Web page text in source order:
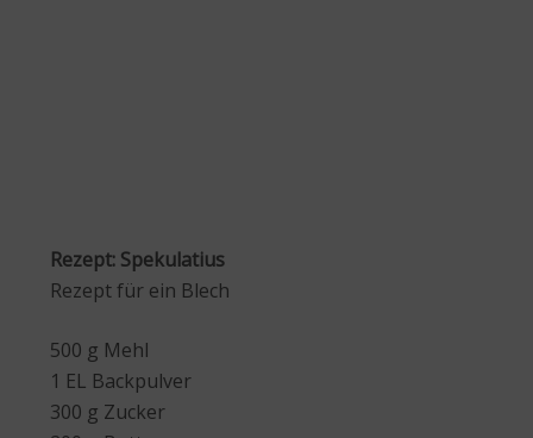
Rezept: Spekulatius
Rezept für ein Blech
500 g Mehl
1 EL Backpulver
300 g Zucker